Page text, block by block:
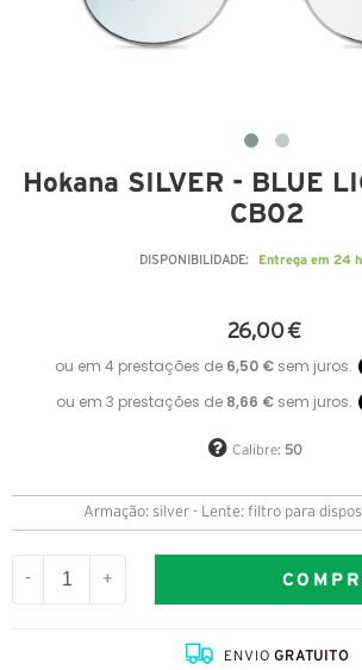
Hokana SILVER - BLUE
CB02
DISPONIBILIDADE: Entrega em 24
26,00 €
Calibre: 50
Armação: silver - Lente: filtro para
- +
ENVIOGRATUITO